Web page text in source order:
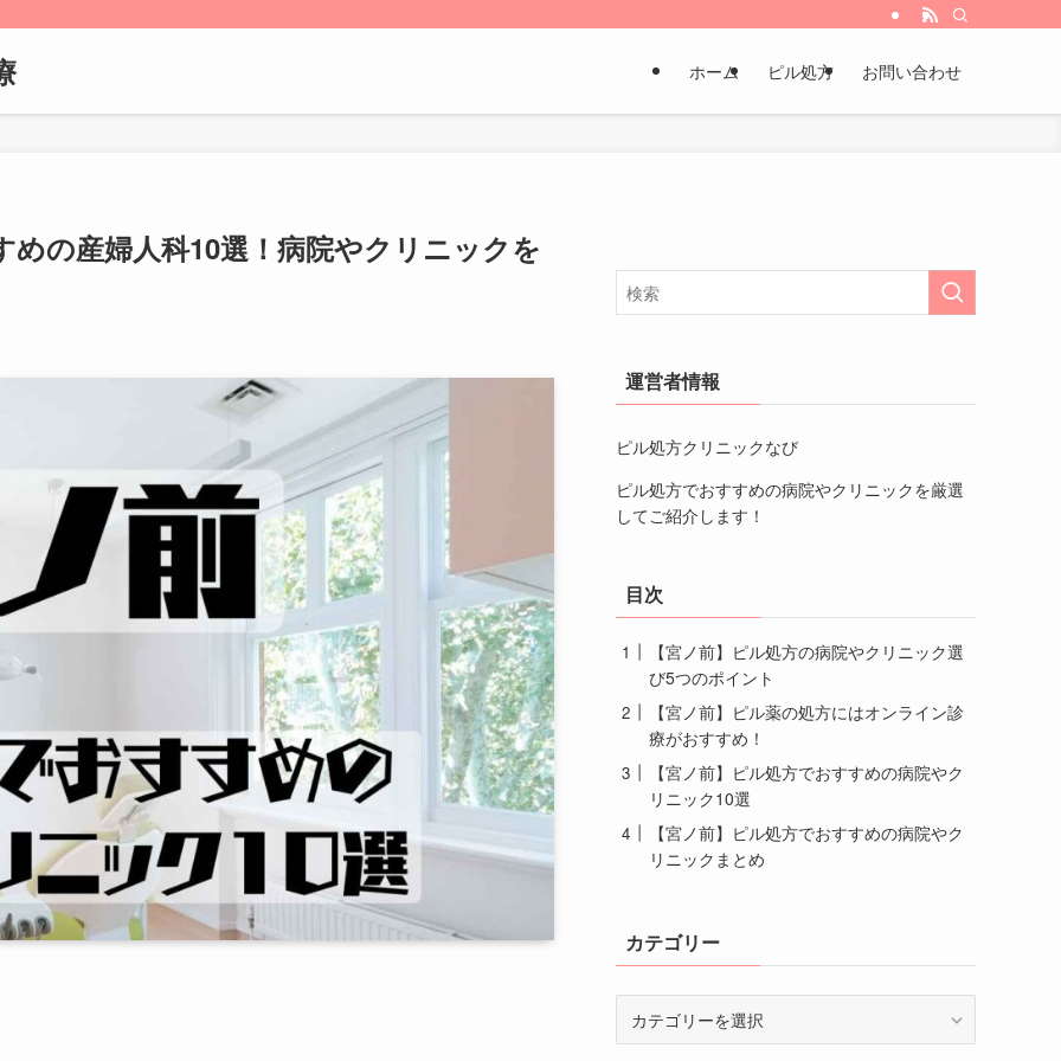
ホーム ピル処方 お問い合わせ
の産婦人科10選！病院やクリニックを
運営者情報
ピル処方クリニックなび
ピル処方でおすすめの病院やクリニックを厳選
してご紹介します！
目次
【宮ノ前】ピル処方の病院やクリニック選
び5つのポイント
【宮ノ前】ピル薬の処方にはオンライン診
療がおすすめ！
【宮ノ前】ピル処方でおすすめの病院やク
リニック10選
【宮ノ前】ピル処方でおすすめの病院やク
リニックまとめ
カテゴリー